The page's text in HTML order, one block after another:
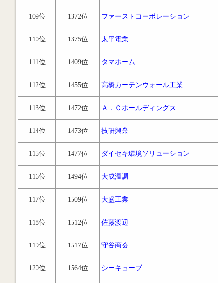
109位 1372位 ファーストコーポレーション
110位 1375位 太平電業
111位 1409位 タマホーム
112位 1455位 高橋カーテンウォール工業
113位 1472位 Ａ．Ｃホールディングス
114位 1473位 技研興業
115位 1477位 ダイセキ環境ソリューション
116位 1494位 大成温調
117位 1509位 大盛工業
118位 1512位 佐藤渡辺
119位 1517位 守谷商会
120位 1564位 シーキューブ